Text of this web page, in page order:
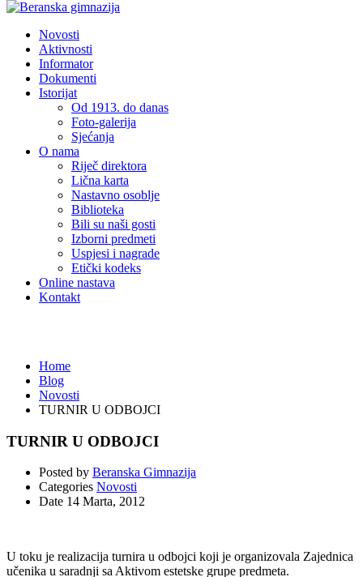
Novosti
Aktivnosti
Informator
Dokumenti
Istorijat
Od 1913. do danas
Foto-galerija
Sjećanja
O nama
Riječ direktora
Lična karta
Nastavno osoblje
Biblioteka
Bili su naši gosti
Izborni predmeti
Uspjesi i nagrade
Etički kodeks
Online nastava
Kontakt
Home
Blog
Novosti
TURNIR U ODBOJCI
TURNIR U ODBOJCI
Posted by Beranska Gimnazija
Categories Novosti
Date 14 Marta, 2012
U toku je realizacija turnira u odbojci koji je organizovala Zajednica
učenika u saradnji sa Aktivom estetske grupe predmeta.